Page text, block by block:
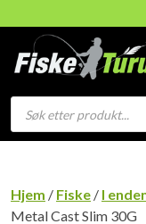
Products
search
Hjem / Fiske / I
Metal Cast Slim 30G